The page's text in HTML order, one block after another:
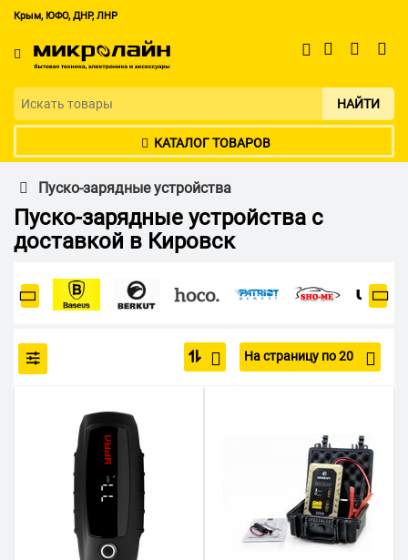
Крым, ЮФО, ДНР, ЛНР
НАЙТИ
КАТАЛОГ ТОВАРОВ
Пуско-зарядные устройства
Пуско-зарядные устройства с
доставкой в Кировск
На страницу по 20